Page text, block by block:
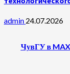
admin 24.07.2026
ЧувГУ в MAX